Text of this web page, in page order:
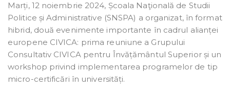
Marți, 12 noiembrie 2024, Școala Naţională de Studii
Politice și Administrative (SNSPA) a organizat, în format
hibrid, două evenimente importante în cadrul alianței
europene CIVICA: prima reuniune a Grupului
Consultativ CIVICA pentru Învățământul Superior și un
workshop privind implementarea programelor de tip
micro-certificări în universități.